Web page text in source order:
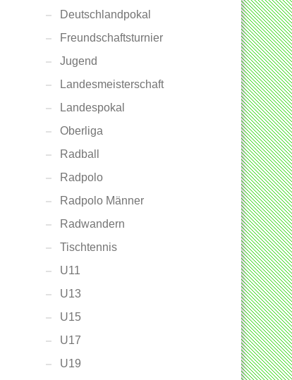
Deutschlandpokal
Freundschaftsturnier
Jugend
Landesmeisterschaft
Landespokal
Oberliga
Radball
Radpolo
Radpolo Männer
Radwandern
Tischtennis
U11
U13
U15
U17
U19